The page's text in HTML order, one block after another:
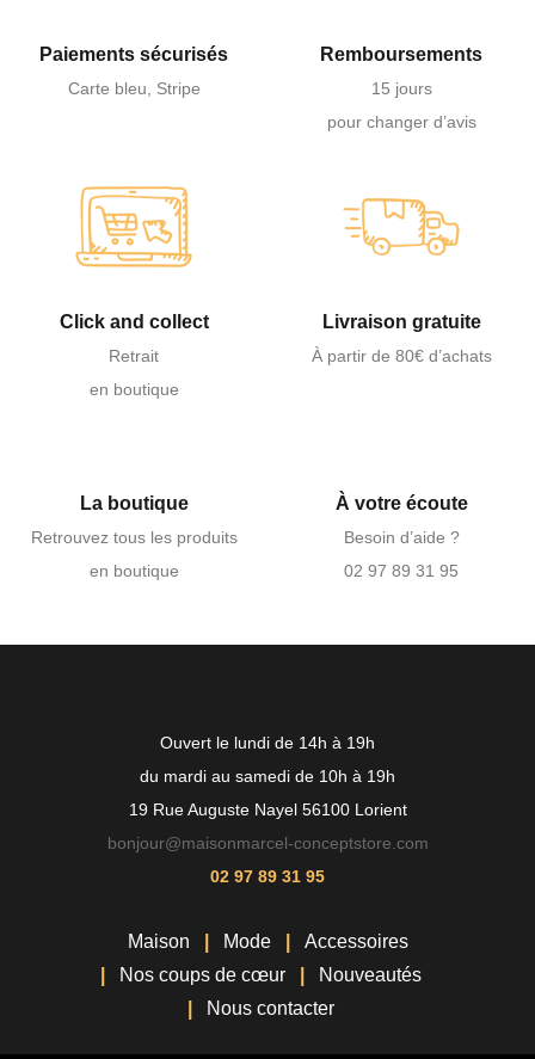
Paiements sécurisés
Carte bleu, Stripe
Remboursements
15 jours
pour changer d’avis
Click and collect
Retrait
en boutique
Livraison gratuite
À partir de 80€ d’achats
La boutique
Retrouvez tous les produits
en boutique
À votre écoute
Besoin d’aide ?
02 97 89 31 95
Ouvert le lundi de 14h à 19h
du mardi au samedi de 10h à 19h
19 Rue Auguste Nayel 56100 Lorient
bonjour@maisonmarcel-conceptstore.com
02 97 89 31 95
Maison Mode
Accessoires
Nos coups de cœur
Nouveautés
Nous contacter